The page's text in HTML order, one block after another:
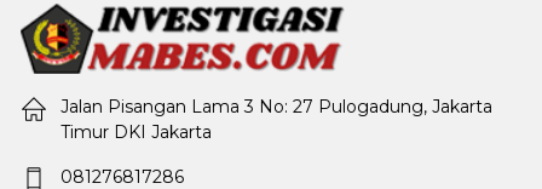
Jalan Pisangan Lama 3 No: 27 Pulogadung, Jakarta
Timur DKI Jakarta
081276817286